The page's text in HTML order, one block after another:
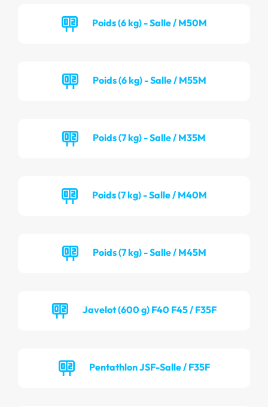
Poids (6 kg) - Salle / M50M
Poids (6 kg) - Salle / M55M
Poids (7 kg) - Salle / M35M
Poids (7 kg) - Salle / M40M
Poids (7 kg) - Salle / M45M
Javelot (600 g) F40 F45 / F35F
Pentathlon JSF-Salle / F35F